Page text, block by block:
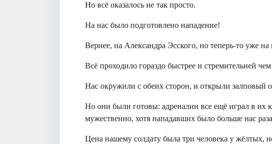
Но всё оказалось не так просто.
На нас было подготовлено нападение!
Вернее, на Александра Эсского, но теперь-то уже на
Всё проходило гораздо быстрее и стремительней
Нас окружили с обеих сторон, и открыли залповый
Но они были готовы: адреналин все ещё играл в их
мужественно, хотя нападавших было больше нас
Цена нашему солдату была три человека у жёлтых,